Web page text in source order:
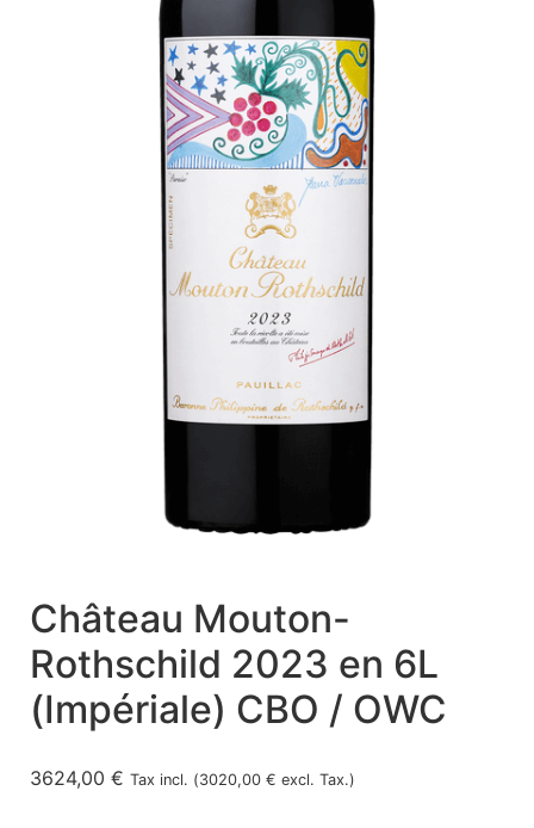
Château Mouton-
Rothschild 2023 en 6L
(Impériale) CBO / OWC
3624,00 € Tax incl. (3020,00 € excl. Tax.)